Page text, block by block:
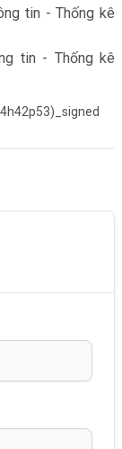
tin - Thống kê
tin - Thống kê